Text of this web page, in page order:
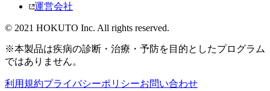
運営会社
© 2021 HOKUTO Inc. All rights reserved.
※本製品は疾病の診断・治療・予防を目的としたプログラム
ではありません。
利用規約プライバシーポリシーお問い合わせ